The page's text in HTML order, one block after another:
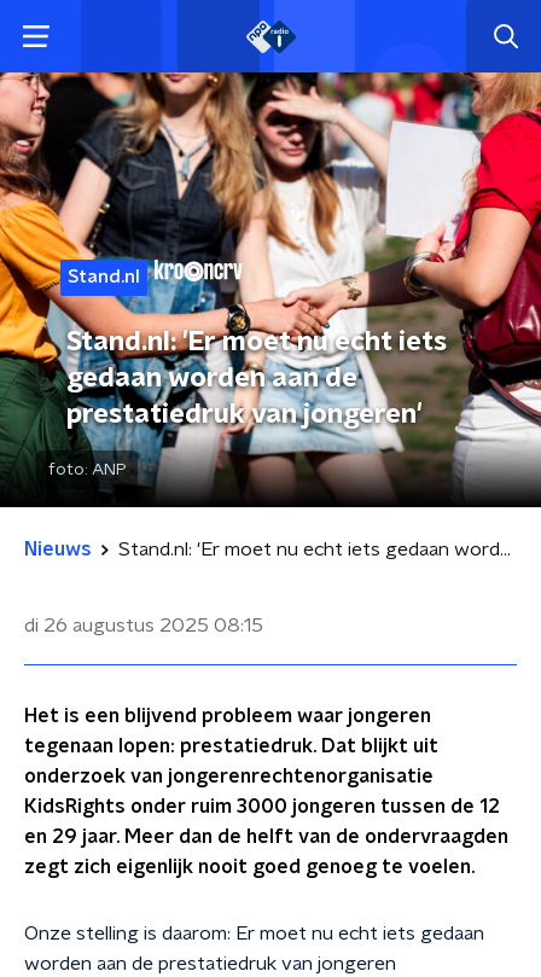
Stand.nl
Stand.nl: 'Er moet nu echt iets
gedaan worden aan de
prestatiedruk van jongeren'
foto: ANP
Nieuws Stand.nl: 'Er moet nu echt iets gedaan worden aan de prestatiedruk van jongeren'
di 26 augustus 2025 08:15
Het is een blijvend probleem waar jongeren
tegenaan lopen: prestatiedruk. Dat blijkt uit
onderzoek van jongerenrechtenorganisatie
KidsRights onder ruim 3000 jongeren tussen de 12
en 29 jaar. Meer dan de helft van de ondervraagden
zegt zich eigenlijk nooit goed genoeg te voelen.
Onze stelling is daarom: Er moet nu echt iets gedaan
worden aan de prestatiedruk van jongeren